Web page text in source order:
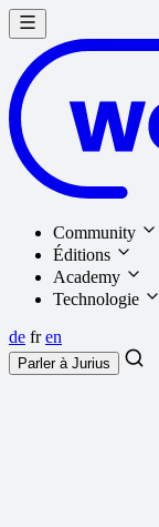
Community
Éditions
Academy
Technologie
de fr en
Parler à Jurius